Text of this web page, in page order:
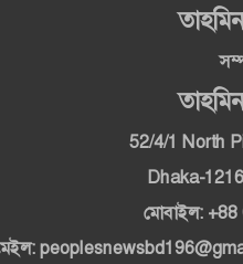
52/4/1 North
Dhaka-
মোবাইল: